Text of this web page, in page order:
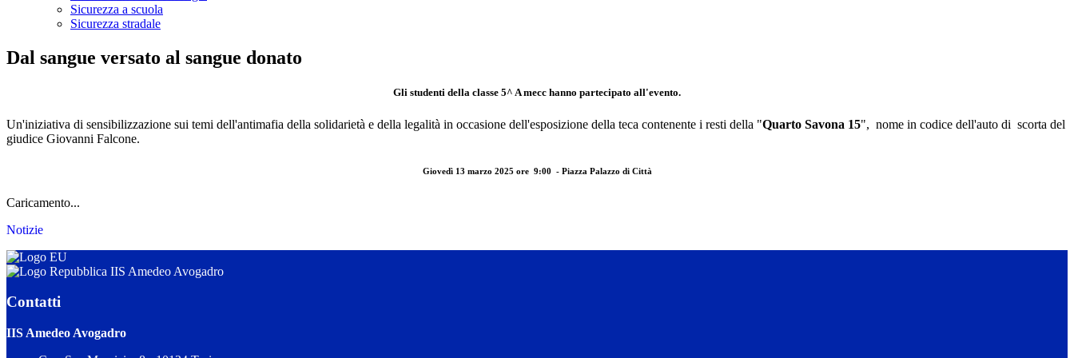
Sicurezza a scuola
Sicurezza stradale
Dal sangue versato al sangue donato
Gli studenti della classe 5^ A mecc hanno partecipato all'evento.
Un'iniziativa di sensibilizzazione sui temi dell'antimafia della solidarietà e della legalità in occasione dell'esposizione della teca contenente i resti della "Quarto Savona 15", nome in codice dell'auto di scorta del
giudice Giovanni Falcone.
Giovedì 13 marzo 2025 ore 9:00 - Piazza Palazzo di Città
Caricamento...
Notizie
IIS Amedeo Avogadro
Contatti
IIS Amedeo Avogadro